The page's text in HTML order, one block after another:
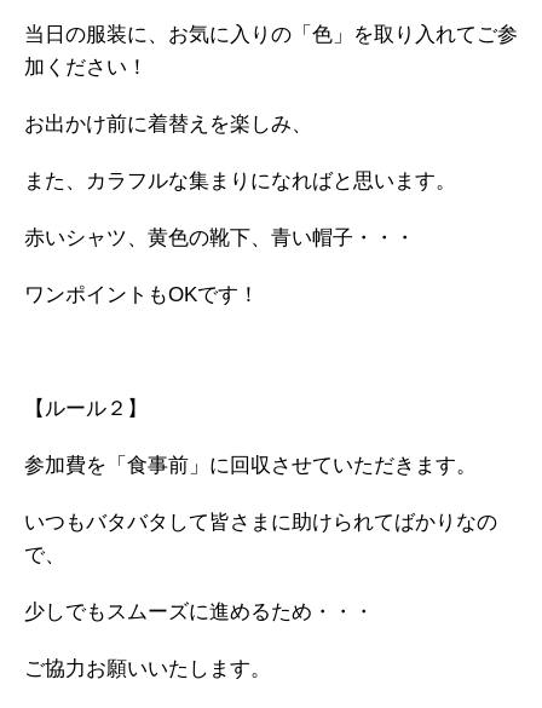
当日の服装に、お気に入りの「色」を取り入れてご参
加ください！
お出かけ前に着替えを楽しみ、
また、カラフルな集まりになればと思います。
赤いシャツ、黄色の靴下、青い帽子・・・
ワンポイントもOKです！
【ルール２】
参加費を「食事前」に回収させていただきます。
いつもバタバタして皆さまに助けられてばかりなの
で、
少しでもスムーズに進めるため・・・
ご協力お願いいたします。